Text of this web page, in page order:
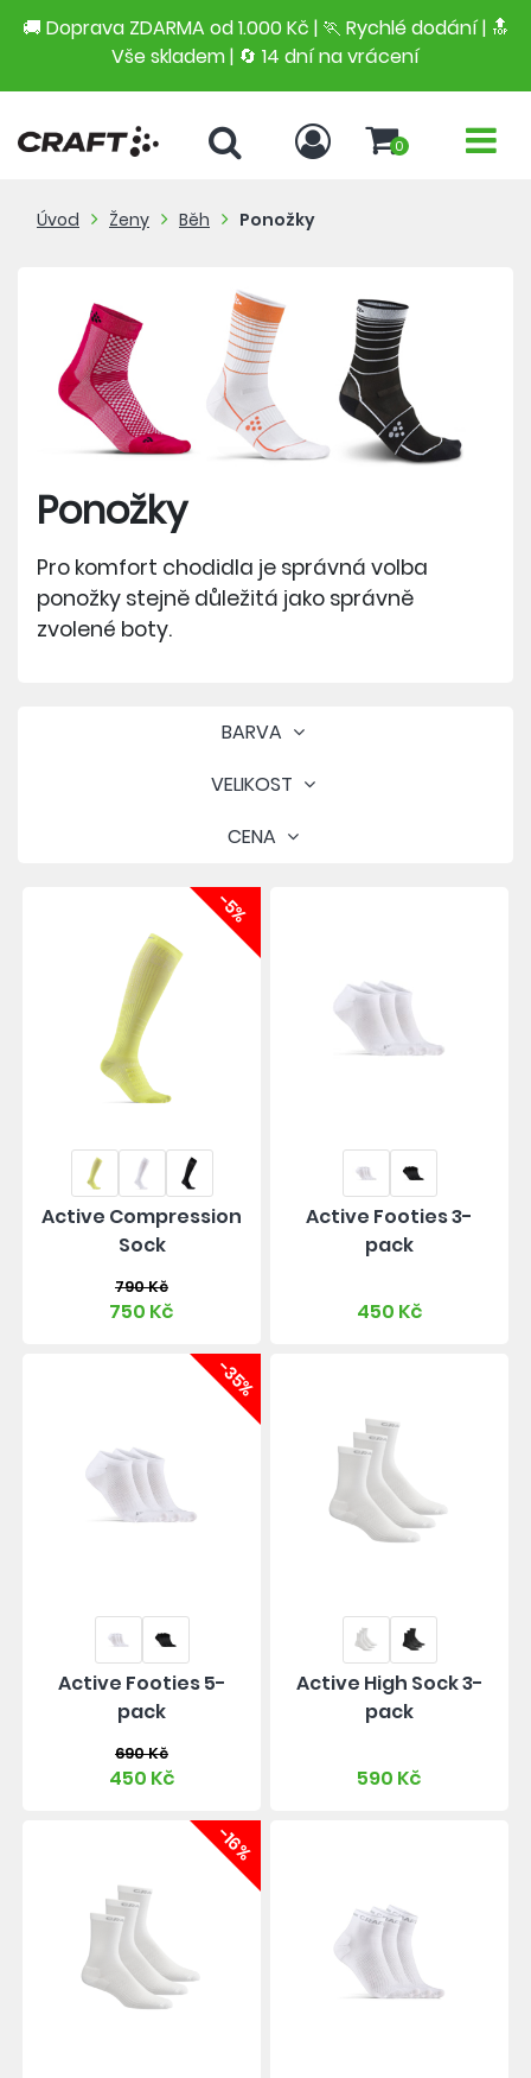
🚚 Doprava ZDARMA od 1.000 Kč | 🏃 Rychlé dodání | 🔝
Vše skladem | 🔄 14 dní na vrácení
0
Úvod Ženy Běh Ponožky
Ponožky
Pro komfort chodidla je správná volba
ponožky stejně důležitá jako správně
zvolené boty.
BARVA
VELIKOST
CENA
-5%
Active Compression
Sock
790 Kč
750 Kč
Active Footies 3-
pack
450 Kč
-35%
Active Footies 5-
pack
690 Kč
450 Kč
Active High Sock 3-
pack
590 Kč
-16%